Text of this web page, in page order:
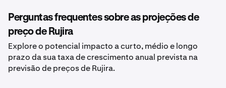
Perguntas frequentes sobre as projeções de
preço de Rujira
Explore o potencial impacto a curto, médio e longo
prazo da sua taxa de crescimento anual prevista na
previsão de preços de Rujira.